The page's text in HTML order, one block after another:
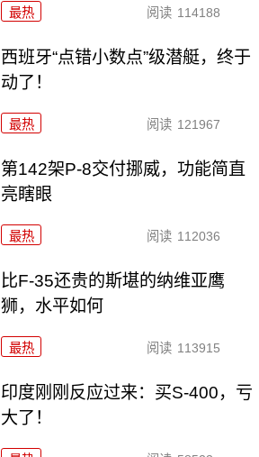
最热 阅读 114188
西班牙“点错小数点”级潜艇，终于
动了！
最热 阅读 121967
第142架P-8交付挪威，功能简直
亮瞎眼
最热 阅读 112036
比F-35还贵的斯堪的纳维亚鹰
狮，水平如何
最热 阅读 113915
印度刚刚反应过来：买S-400，亏
大了！